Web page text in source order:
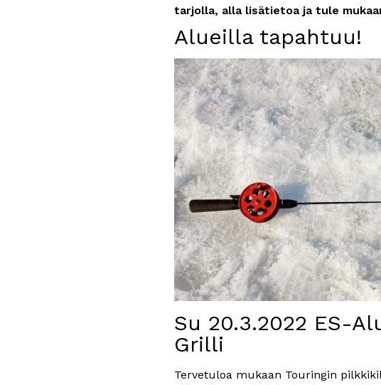
tarjolla, alla lisätietoa ja tule
Alueilla tapahtuu!
Su 20.3.2022 ES-
Grilli
Tervetuloa mukaan Touringin